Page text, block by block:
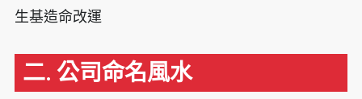
生基造命改運
二. 公司命名風水